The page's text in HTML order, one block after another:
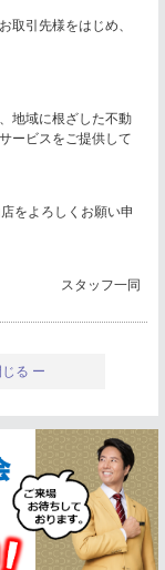
取引先様をはじめ、
地域に根ざした不動
ービスをご提供して
をよろしくお願い申
スタッフ一同
じる ー